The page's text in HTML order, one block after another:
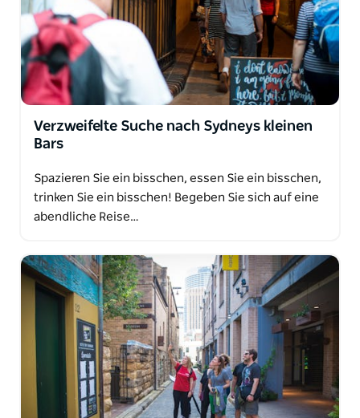
Verzweifelte Suche nach Sydneys kleinen
Bars
Spazieren Sie ein bisschen, essen Sie ein bisschen,
trinken Sie ein bisschen! Begeben Sie sich auf eine
abendliche Reise…